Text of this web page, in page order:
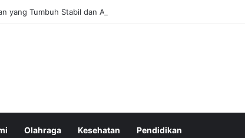
yang Tumbuh Stabil dan Aman untuk Pendapatan Jangka Panjang
Olahraga Kesehatan Pendidikan